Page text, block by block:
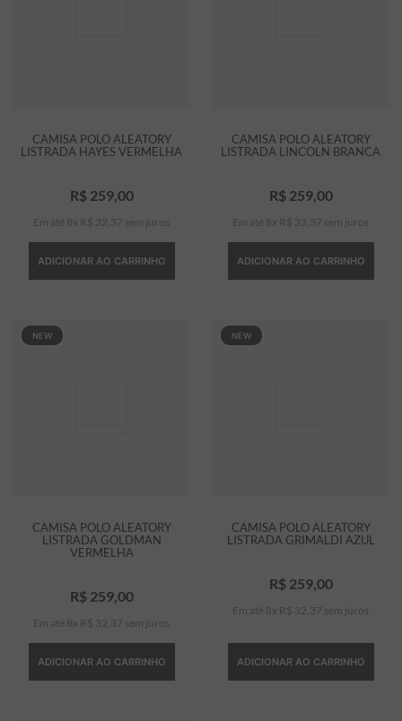
CAMISA POLO ALEATORY
LISTRADA HAYES VERMELHA
R$ 259, 00
Em até 8 x R$ 32 37 sem juros
ADICIONAR AO CARRINHO
CAMISA POLO ALEATORY
LISTRADA LINCOLN BRANCA
R$ 259, 00
Em até 8 x R$ 32 37 sem juros
ADICIONAR AO CARRINHO
NEW
CAMISA POLO ALEATORY
LISTRADA GOLDMAN
VERMELHA
R$ 259, 00
Em até 8 x R$ 32 37 sem juros
ADICIONAR AO CARRINHO
NEW
CAMISA POLO ALEATORY
LISTRADA GRIMALDI AZUL
R$ 259, 00
Em até 8 x R$ 32 37 sem juros
ADICIONAR AO CARRINHO